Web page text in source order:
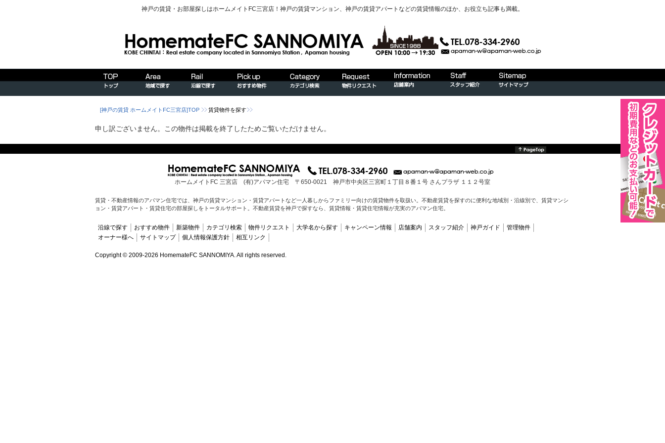
神戸の賃貸・お部屋探しはホームメイトFC三宮店！神戸の賃貸マンション、神戸の賃貸アパートなどの賃貸情報のほか、お役立ち記事も満載。
[神戸の賃貸 ホームメイトFC三宮店]TOP 賃貸物件を探す
申し訳ございません。この物件は掲載を終了したためご覧いただけません。
ホームメイトFC 三宮店 (有)アパマン住宅 〒650-0021 神戸市中央区三宮町１丁目８番１号 さんプラザ １１２号室
賃貸・不動産情報のアパマン住宅では、神戸の賃貸マンション・賃貸アパートなど一人暮しからファミリー向けの賃貸物件を取扱い。不動産賃貸を探すのに便利な地域別・沿線別で、賃貸マンシ
ョン・賃貸アパート・賃貸住宅の部屋探しをトータルサポート。不動産賃貸を神戸で探すなら、賃貸情報・賃貸住宅情報が充実のアパマン住宅。
沿線で探す おすすめ物件 新築物件 カテゴリ検索 物件リクエスト 大学名から探す キャンペーン情報 店舗案内 スタッフ紹介 神戸ガイド
管理物件
オーナー様へ
サイトマップ 個人情報保護方針 相互リンク
Copyright © 2009-2026 HomemateFC SANNOMIYA. All rights reserved.